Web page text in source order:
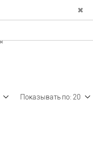
Показывать по: 20